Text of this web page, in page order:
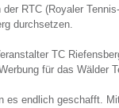
RTC (Royaler
durchsetzen.
TC
für das Wälder
es endlich geschafft.